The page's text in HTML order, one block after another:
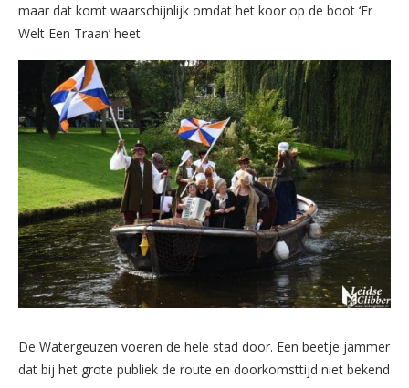
maar dat komt waarschijnlijk omdat het koor op de boot ‘Er
Welt Een Traan’ heet.
De Watergeuzen voeren de hele stad door. Een beetje jammer
dat bij het grote publiek de route en doorkomsttijd niet bekend